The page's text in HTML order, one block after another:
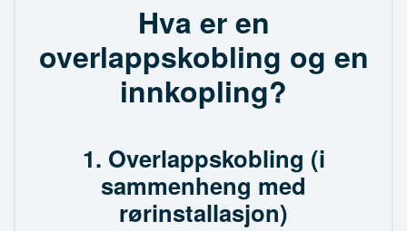
Hva er en
overlappskobling og en
innkopling?
1. Overlappskobling (i
sammenheng med
rørinstallasjon)